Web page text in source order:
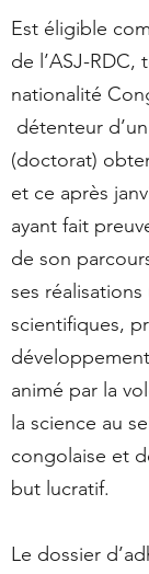
Est éligible
de l’ASJ-
nationalité
détenteur
(doctorat)
et ce après
ayant fait
de son
ses
scientifiques,
animé par la
la science au
congolaise et
but lucratif.
Le dossier